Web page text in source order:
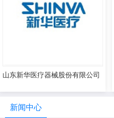
山东新华医疗器械股份有限公司
新闻中心